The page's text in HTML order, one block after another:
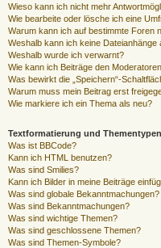
Wieso kann ich nicht mehr
Wie bearbeite oder lösche ich eine
Warum kann ich auf bestimmte Foren
Weshalb kann ich keine Dateianhänge
Weshalb wurde ich verwarnt?
Wie kann ich Beiträge den
Was bewirkt die „Speichern“-
Warum muss mein Beitrag erst
Wie markiere ich ein Thema als neu?
Textformatierung und Thementypen
Was ist BBCode?
Kann ich HTML benutzen?
Was sind Smilies?
Kann ich Bilder in meine Beiträge
Was sind globale Bekanntmachungen?
Was sind Bekanntmachungen?
Was sind wichtige Themen?
Was sind geschlossene Themen?
Was sind Themen-Symbole?